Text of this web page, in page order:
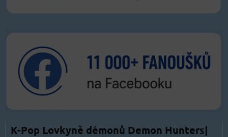
K-Pop Lovkyně démonů Demon Hunters|